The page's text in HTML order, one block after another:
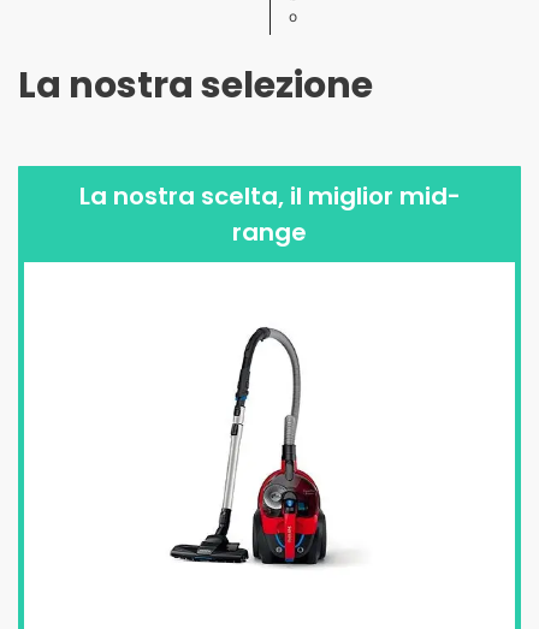
o
La nostra selezione
La nostra scelta, il miglior mid-
range